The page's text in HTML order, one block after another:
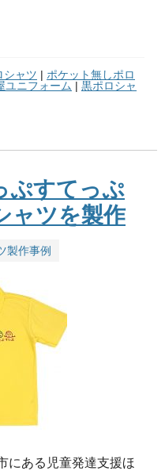
シャツ | ポケット無しポロ
ユニフォーム | 黒ポロシャ
ぷすてっぷ
ャツを製作
製作事例
にある児童発達支援ほ